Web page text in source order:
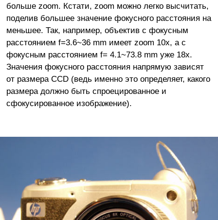
больше zoom. Кстати, zoom можно легко высчитать,
поделив большее значение фокусного расстояния на
меньшее. Так, например, объектив с фокусным
расстоянием f=3.6~36 mm имеет zoom 10x, а с
фокусным расстоянием f= 4.1~73.8 mm уже 18x.
Значения фокусного расстояния напрямую зависят
от размера CCD (ведь именно это определяет, какого
размера должно быть спроецированное и
сфокусированное изображение).